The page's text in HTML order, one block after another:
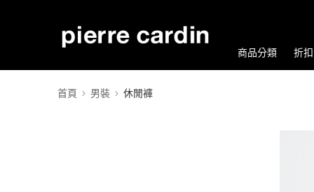
商品分類 折
首頁 男裝 休閒褲